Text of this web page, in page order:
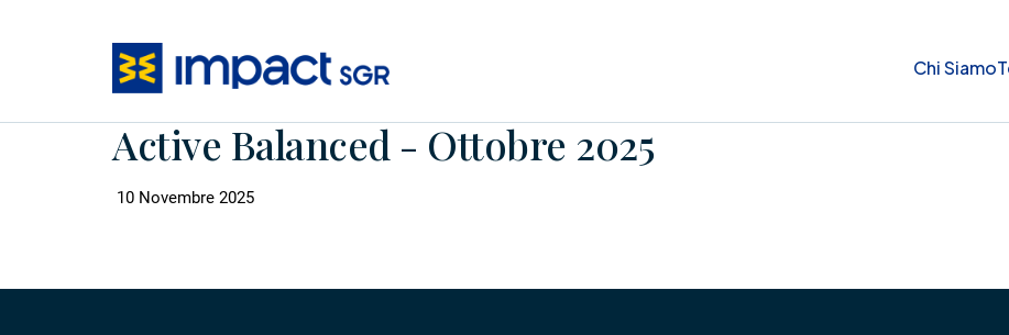
Chi Siamo
Active Balanced - Ottobre 2025
10 Novembre 2025